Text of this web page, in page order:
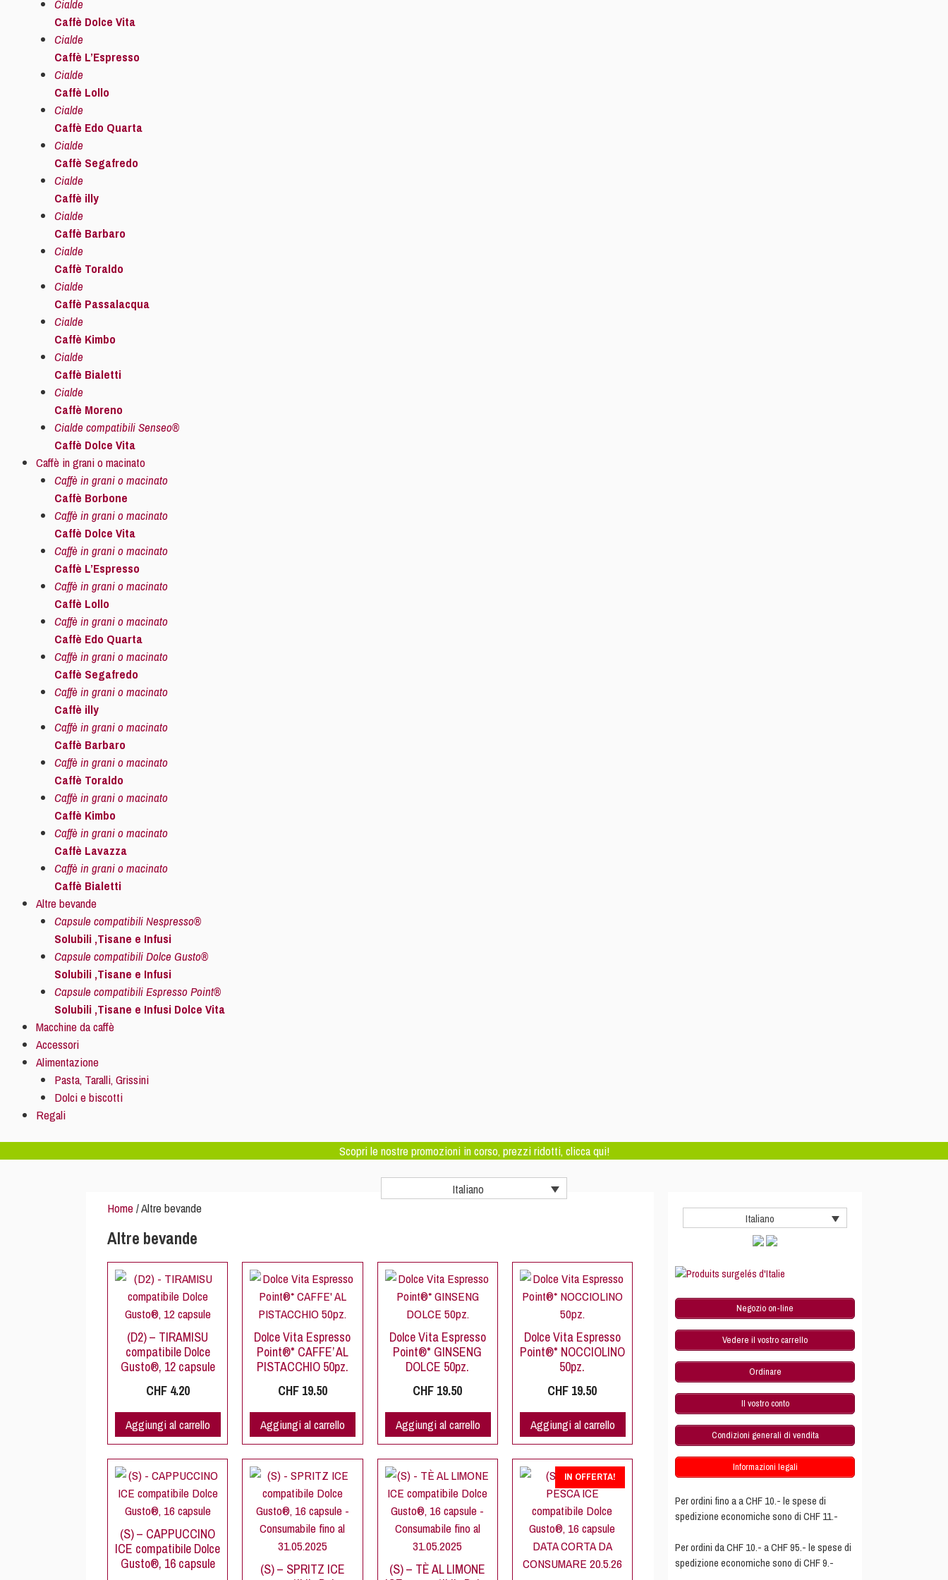
Cialde
Caffè Dolce Vita
Cialde
Caffè L’Espresso
Cialde
Caffè Lollo
Cialde
Caffè Edo Quarta
Cialde
Caffè Segafredo
Cialde
Caffè illy
Cialde
Caffè Barbaro
Cialde
Caffè Toraldo
Cialde
Caffè Passalacqua
Cialde
Caffè Kimbo
Cialde
Caffè Bialetti
Cialde
Caffè Moreno
Cialde compatibili Senseo®
Caffè Dolce Vita
Caffè in grani o macinato
Caffè in grani o macinato
Caffè Borbone
Caffè in grani o macinato
Caffè Dolce Vita
Caffè in grani o macinato
Caffè L’Espresso
Caffè in grani o macinato
Caffè Lollo
Caffè in grani o macinato
Caffè Edo Quarta
Caffè in grani o macinato
Caffè Segafredo
Caffè in grani o macinato
Caffè illy
Caffè in grani o macinato
Caffè Barbaro
Caffè in grani o macinato
Caffè Toraldo
Caffè in grani o macinato
Caffè Kimbo
Caffè in grani o macinato
Caffè Lavazza
Caffè in grani o macinato
Caffè Bialetti
Altre bevande
Capsule compatibili Nespresso®
Solubili ,Tisane e Infusi
Capsule compatibili Dolce Gusto®
Solubili ,Tisane e Infusi
Capsule compatibili Espresso Point®
Solubili ,Tisane e Infusi Dolce Vita
Macchine da caffè
Accessori
Alimentazione
Pasta, Taralli, Grissini
Dolci e biscotti
Regali
Scopri le nostre promozioni in corso, prezzi ridotti, clicca qui!
Italiano
Home/ Altre bevande
Altre bevande
(D2) – TIRAMISU
compatibile Dolce
Gusto®, 12 capsule
CHF4.20
Aggiungi al carrello
Dolce Vita Espresso
Point®* CAFFE’ AL
PISTACCHIO 50pz.
CHF19.50
Aggiungi al carrello
Dolce Vita Espresso
Point®* GINSENG
DOLCE 50pz.
CHF 19.50
Aggiungi al carrello
Dolce Vita Espresso
Point®* NOCCIOLINO
50pz.
CHF 19.50
Aggiungi al carrello
(S) – CAPPUCCINO
ICE compatibile Dolce
Gusto®, 16 capsule
(S) – SPRITZ ICE
(S) – TÈ AL LIMONE
IN OFFERTA!
Italiano
Negozio on-line
Vedere il vostro carrello
Ordinare
Il vostro conto
Condizioni generali di vendita
Informazioni legali
Per ordini fino a a CHF 10.- le spese di
spedizione economiche sono di CHF 11.-
Per ordini da CHF 10.- a CHF 95.- le spese di
spedizione economiche sono di CHF 9.-